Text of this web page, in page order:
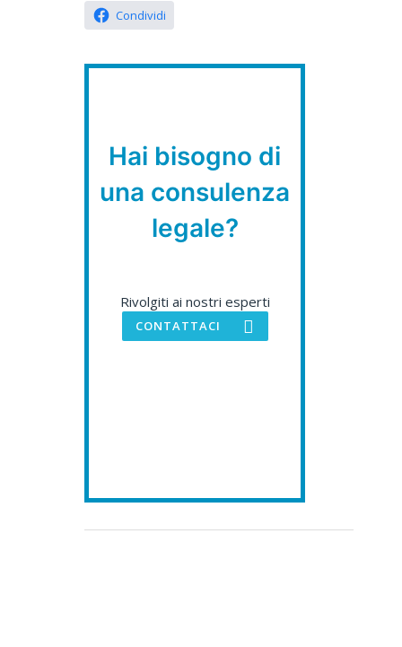
Condividi
Hai bisogno di
una consulenza
legale?
Rivolgiti ai nostri esperti
CONTATTACI